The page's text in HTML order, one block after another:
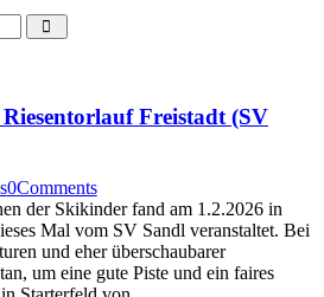
Freistadt (SV
0Comments
der Skikinder fand am 1.2.2026 in
Mal vom SV Sandl veranstaltet. Bei
und eher überschaubarer
um eine gute Piste und ein faires